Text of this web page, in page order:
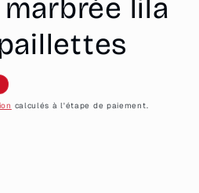
lila
calculés à l'étape de paiement.